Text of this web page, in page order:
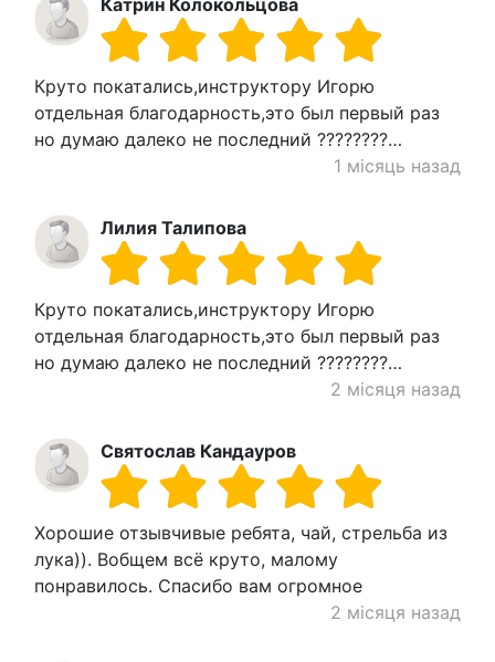
Катрин Колокольцова
Круто покатались,инструктору Игорю
отдельная благодарность,это был первый раз
но думаю далеко не последний ????????…
1 місяць назад
Лилия Талипова
Круто покатались,инструктору Игорю
отдельная благодарность,это был первый раз
но думаю далеко не последний ????????…
2 місяця назад
Святослав Кандауров
Хорошие отзывчивые ребята, чай, стрельба из
лука)). Вобщем всё круто, малому
понравилось. Спасибо вам огромное
2 місяця назад